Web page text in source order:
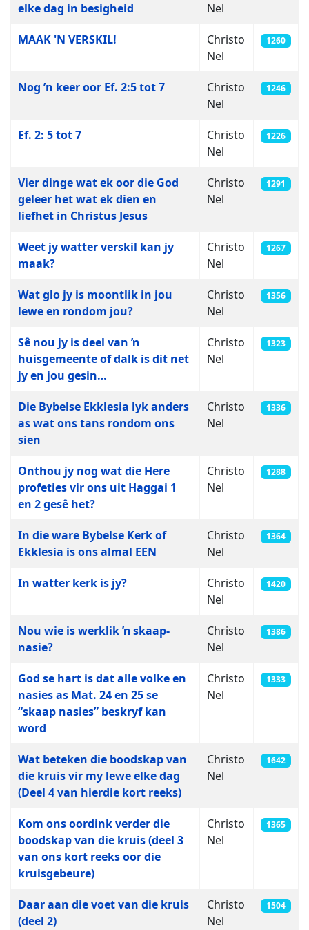
elke dag in besigheid
Nel
MAAK 'N VERSKIL!
Christo
Nel
1260
Nog ’n keer oor Ef. 2:5 tot 7
Christo
Nel
1246
Ef. 2: 5 tot 7
Christo
Nel
1226
Vier dinge wat ek oor die God
geleer het wat ek dien en
liefhet in Christus Jesus
Christo
Nel
1291
Weet jy watter verskil kan jy
maak?
Christo
Nel
1267
Wat glo jy is moontlik in jou
lewe en rondom jou?
Christo
Nel
1356
Sê nou jy is deel van ŉ
huisgemeente of dalk is dit net
jy en jou gesin…
Christo
Nel
1323
Die Bybelse Ekklesia lyk anders
as wat ons tans rondom ons
sien
Christo
Nel
1336
Onthou jy nog wat die Here
profeties vir ons uit Haggai 1
en 2 gesê het?
Christo
Nel
1288
In die ware Bybelse Kerk of
Ekklesia is ons almal EEN
Christo
Nel
1364
In watter kerk is jy?
Christo
Nel
1420
Nou wie is werklik ŉ skaap-
nasie?
Christo
Nel
1386
God se hart is dat alle volke en
nasies as Mat. 24 en 25 se
“skaap nasies” beskryf kan
word
Christo
Nel
1333
Wat beteken die boodskap van
die kruis vir my lewe elke dag
(Deel 4 van hierdie kort reeks)
Christo
Nel
1642
Kom ons oordink verder die
boodskap van die kruis (deel 3
van ons kort reeks oor die
kruisgebeure)
Christo
Nel
1365
Daar aan die voet van die kruis
(deel 2)
Christo
Nel
1504